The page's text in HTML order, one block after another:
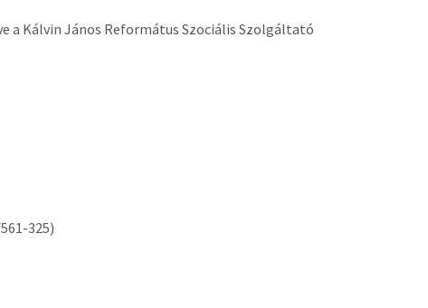
a Kálvin János Református Szociális Szolgáltató
325)